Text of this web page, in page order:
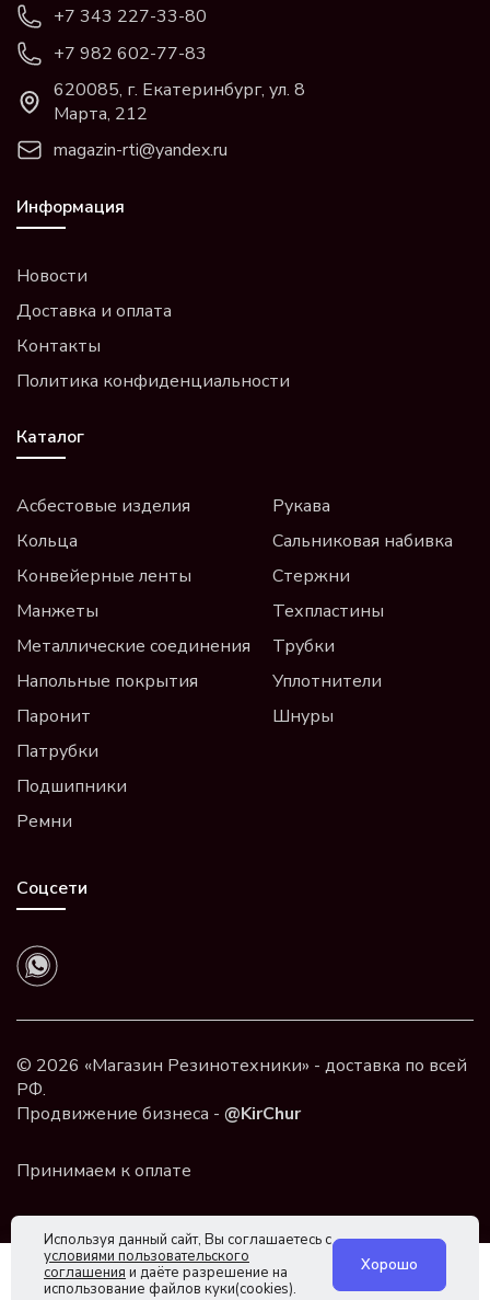
+7 343 227-33-80
+7 982 602-77-83
620085, г. Екатеринбург, ул. 8
Марта, 212
magazin-rti@yandex.ru
Информация
Новости
Доставка и оплата
Контакты
Политика конфиденциальности
Каталог
Асбестовые изделия
Кольца
Конвейерные ленты
Манжеты
Металлические соединения
Напольные покрытия
Паронит
Патрубки
Подшипники
Ремни
Рукава
Сальниковая набивка
Стержни
Техпластины
Трубки
Уплотнители
Шнуры
Соцсети
© 2026 «Магазин Резинотехники» - доставка по всей
РФ.
Продвижение бизнеса - @KirChur
Используя данный сайт, Вы соглашаетесь с
условиями пользовательского
соглашения и даёте разрешение на
использование файлов куки(cookies).
Хорошо